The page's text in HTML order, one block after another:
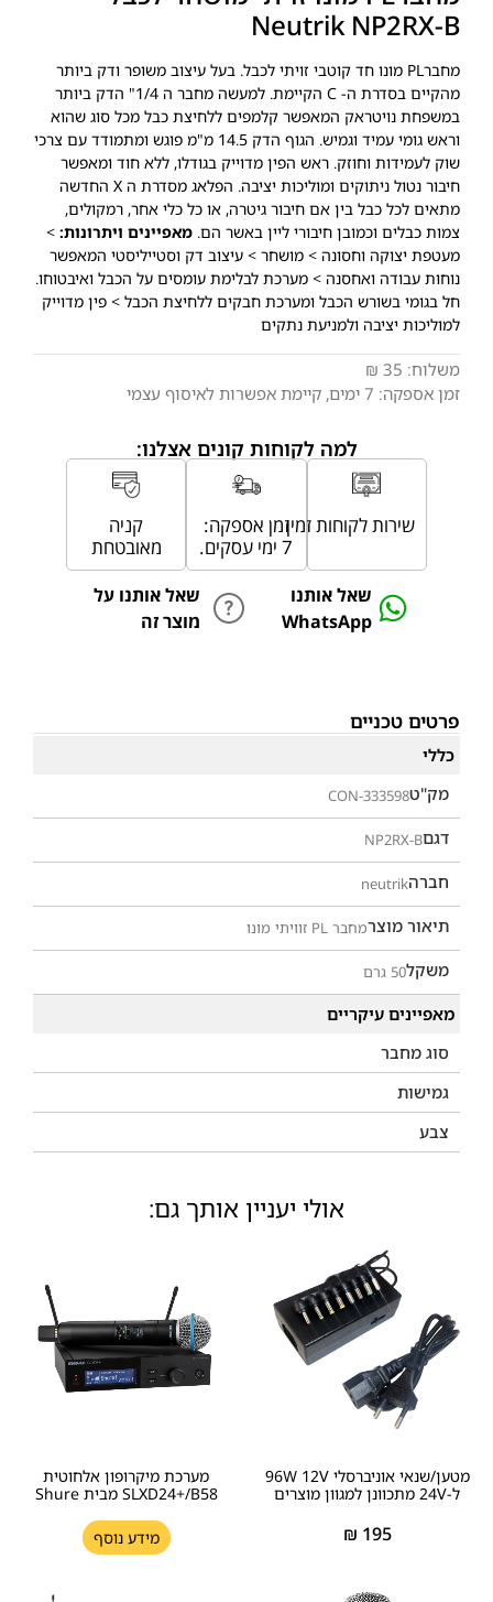
Neutrik NP2RX-B
מחברPL מונו חד קוטבי זויתי לכבל. בעל עיצוב משופר ודק ביותר
מהקיים בסדרת ה- C הקיימת. למעשה מחבר ה 1/4" הדק ביותר
במשפחת נויטראק המאפשר קלמפים ללחיצת כבל מכל סוג שהוא
וראש גומי עמיד וגמיש. הגוף הדק 14.5 מ"מ פוגש ומתמודד עם צרכי
שוק לעמידות וחוזק. ראש הפין מדוייק בגודלו, ללא חוד ומאפשר
חיבור נטול ניתוקים ומוליכות יציבה. הפלאג מסדרת ה X החדשה
מתאים לכל כבל בין אם חיבור גיטרה, או כל כלי אחר, רמקולים,
צמות כבלים וכמובן חיבורי ליין באשר הם. מאפיינים ויתרונות: >
מעטפת יצוקה וחסונה > מושחר > עיצוב דק וסטייליסטי המאפשר
נוחות עבודה ואחסנה > מערכת לבלימת עומסים על הכבל ואיבטוחו.
חל בגומי בשורש הכבל ומערכת חבקים ללחיצת הכבל > פין מדוייק
למוליכות יציבה ולמניעת נתקים
משלוח: 35 ₪
זמן אספקה: 7 ימים, קיימת אפשרות לאיסוף עצמי
למה לקוחות קונים אצלנו:
קניה
מאובטחת
זמן אספקה:
7 ימי עסקים.
שירות לקוחות זמין
שאל אותנו
WhatsApp
שאל אותנו על
מוצר זה
פרטים טכניים
כללי
מק"טCON-333598
דגםNP2RX-B
חברהneutrik
תיאור מוצרמחבר PL זוויתי מונו
משקל50 גרם
מאפיינים עיקריים
סוג מחבר
גמישות
צבע
אולי יעניין אותך גם:
מטען/שנאי אוניברסלי 96W 12V
ל-24V מתכוונן למגוון מוצרים
195
₪
מערכת מיקרופון אלחוטית
SLXD24+/B58 מבית Shure
מידע נוסף